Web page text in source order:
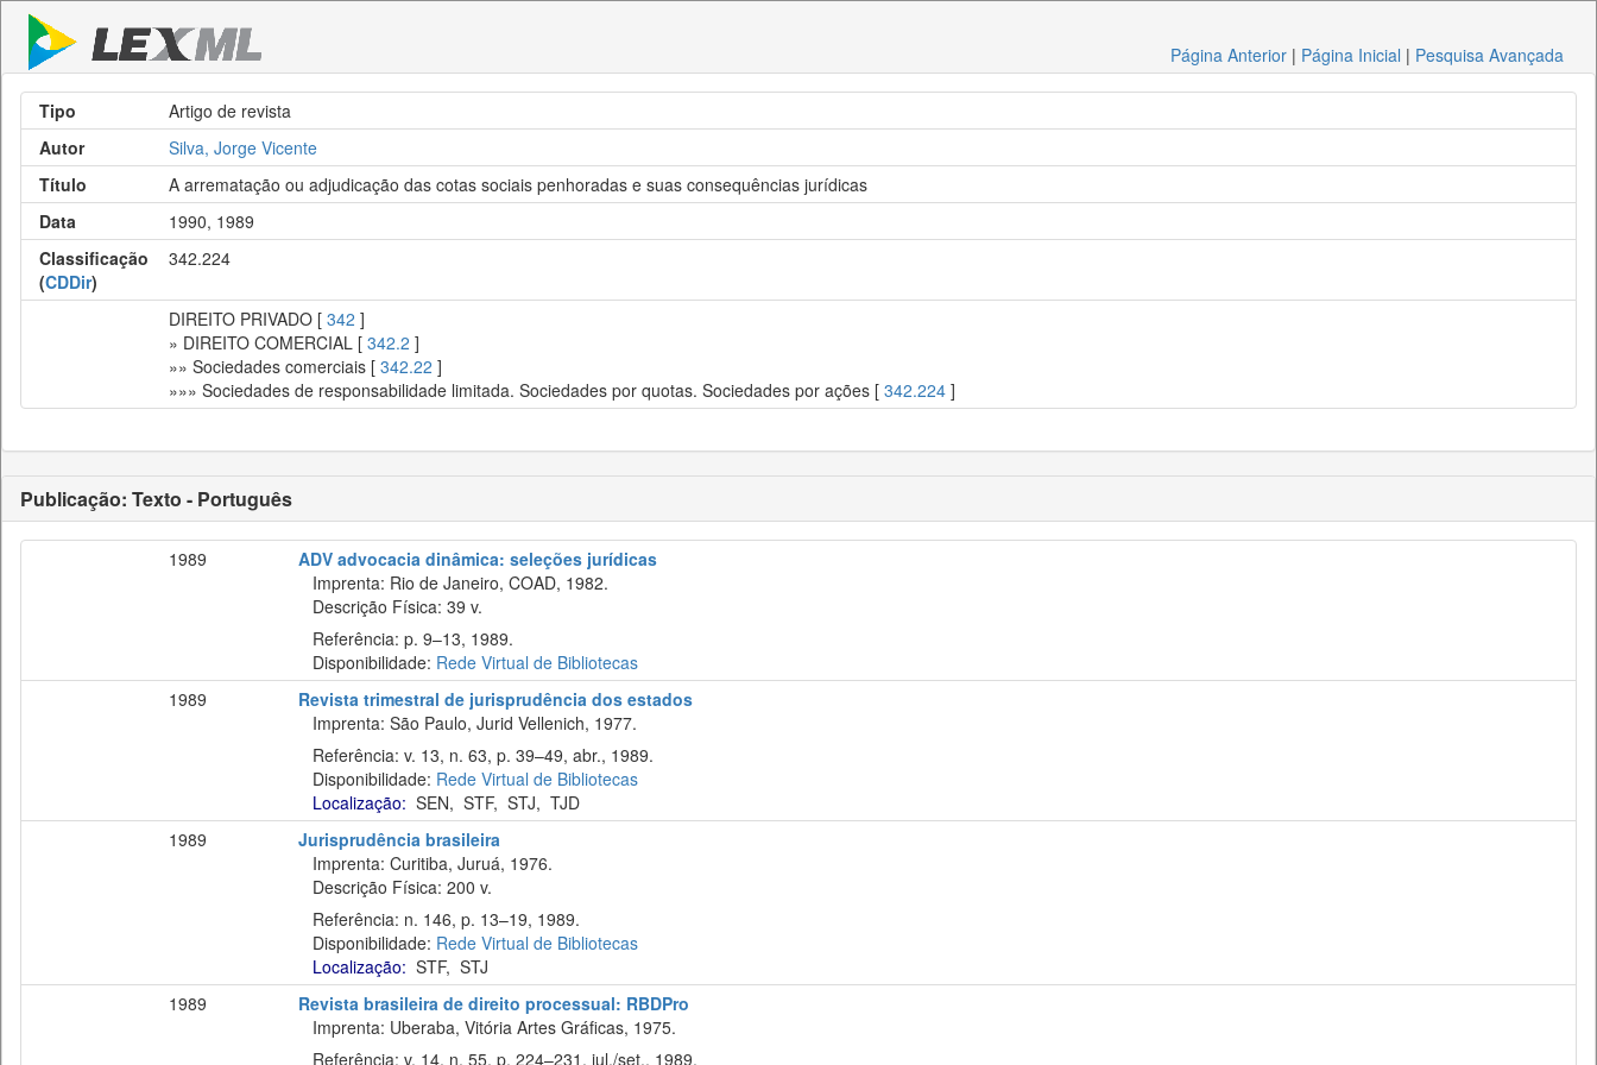
Página Anterior | Página Inicial | Pesquisa Avançada
Tipo
Artigo de revista
Autor
Silva, Jorge Vicente
Título
A arrematação ou adjudicação das cotas sociais penhoradas e suas consequências jurídicas
Data
1990, 1989
Classificação
(CDDir)
342.224
DIREITO PRIVADO [ 342 ]
» DIREITO COMERCIAL [ 342.2 ]
»» Sociedades comerciais [ 342.22 ]
»»» Sociedades de responsabilidade limitada. Sociedades por quotas. Sociedades por ações [ 342.224 ]
Publicação: Texto - Português
1989
ADV advocacia dinâmica: seleções jurídicas
Imprenta: Rio de Janeiro, COAD, 1982.
Descrição Física: 39 v.
Referência: p. 9–13, 1989.
Disponibilidade: Rede Virtual de Bibliotecas
1989
Revista trimestral de jurisprudência dos estados
Imprenta: São Paulo, Jurid Vellenich, 1977.
Referência: v. 13, n. 63, p. 39–49, abr., 1989.
Disponibilidade: Rede Virtual de Bibliotecas
Localização: SEN, STF, STJ, TJD
1989
Jurisprudência brasileira
Imprenta: Curitiba, Juruá, 1976.
Descrição Física: 200 v.
Referência: n. 146, p. 13–19, 1989.
Disponibilidade: Rede Virtual de Bibliotecas
Localização: STF, STJ
1989
Revista brasileira de direito processual: RBDPro
Imprenta: Uberaba, Vitória Artes Gráficas, 1975.
Referência: v. 14, n. 55, p. 224–231, jul./set., 1989.